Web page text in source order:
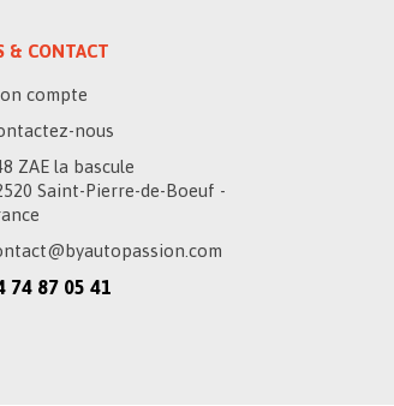
& CONTACT
compte
nous
ZAE la bascule
Saint-Pierre-de-Boeuf -
74 87 05 41